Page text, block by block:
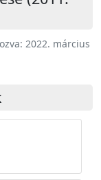
2022. március